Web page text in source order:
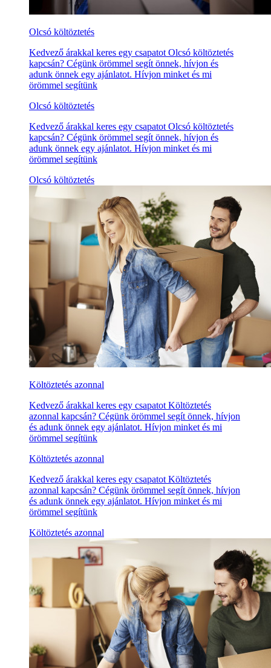
Olcsó költöztetés
Kedvező árakkal keres egy csapatot Olcsó költöztetés
kapcsán? Cégünk örömmel segít önnek, hívjon és
adunk önnek egy ajánlatot. Hívjon minket és mi
örömmel segítünk
Olcsó költöztetés
Kedvező árakkal keres egy csapatot Olcsó költöztetés
kapcsán? Cégünk örömmel segít önnek, hívjon és
adunk önnek egy ajánlatot. Hívjon minket és mi
örömmel segítünk
Olcsó költöztetés
Költöztetés azonnal
Kedvező árakkal keres egy csapatot Költöztetés
azonnal kapcsán? Cégünk örömmel segít önnek, hívjon
és adunk önnek egy ajánlatot. Hívjon minket és mi
örömmel segítünk
Költöztetés azonnal
Kedvező árakkal keres egy csapatot Költöztetés
azonnal kapcsán? Cégünk örömmel segít önnek, hívjon
és adunk önnek egy ajánlatot. Hívjon minket és mi
örömmel segítünk
Költöztetés azonnal